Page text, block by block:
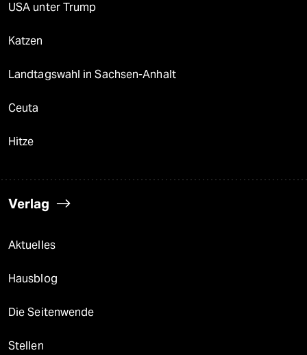
USA unter Trump
Katzen
Landtagswahl in Sachsen-Anhalt
Ceuta
Hitze
Verlag
Aktuelles
Hausblog
Die Seitenwende
Stellen